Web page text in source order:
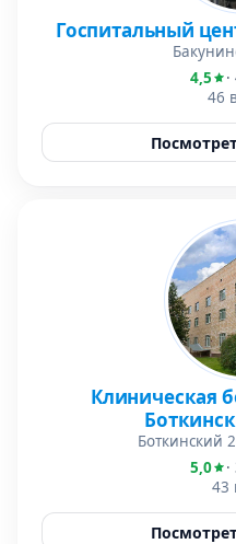
Госпитальный
4,5
46
Клиническая
Боткинский
5,0
43